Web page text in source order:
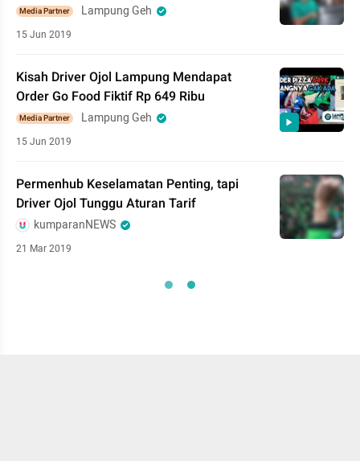
Media Partner Lampung Geh
15 Jun 2019
Kisah Driver Ojol Lampung Mendapat
Order Go Food Fiktif Rp 649 Ribu
Media Partner Lampung Geh
15 Jun 2019
Permenhub Keselamatan Penting, tapi
Driver Ojol Tunggu Aturan Tarif
kumparanNEWS
21 Mar 2019